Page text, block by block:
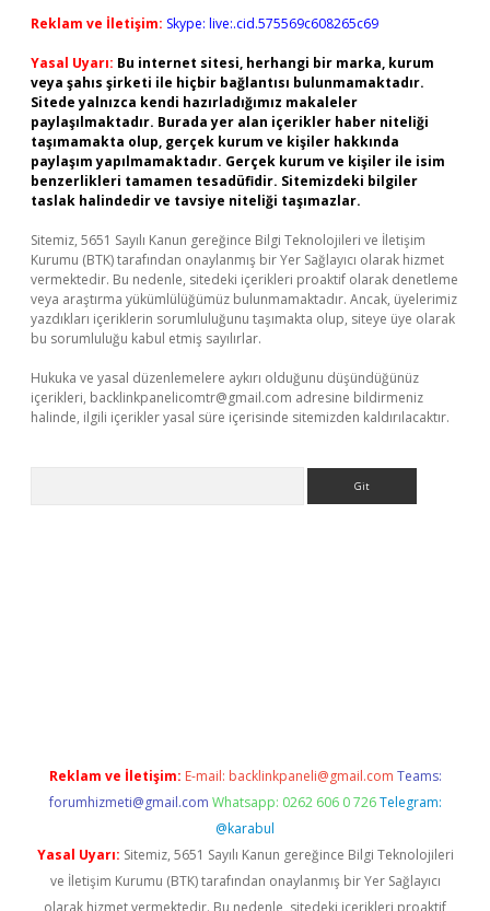
Reklam ve İletişim: Skype: live:.cid.575569c608265c69
Yasal Uyarı: Bu internet sitesi, herhangi bir marka, kurum
veya şahıs şirketi ile hiçbir bağlantısı bulunmamaktadır.
Sitede yalnızca kendi hazırladığımız makaleler
paylaşılmaktadır. Burada yer alan içerikler haber niteliği
taşımamakta olup, gerçek kurum ve kişiler hakkında
paylaşım yapılmamaktadır. Gerçek kurum ve kişiler ile isim
benzerlikleri tamamen tesadüfidir. Sitemizdeki bilgiler
taslak halindedir ve tavsiye niteliği taşımazlar.
Sitemiz, 5651 Sayılı Kanun gereğince Bilgi Teknolojileri ve İletişim
Kurumu (BTK) tarafından onaylanmış bir Yer Sağlayıcı olarak hizmet
vermektedir. Bu nedenle, sitedeki içerikleri proaktif olarak denetleme
veya araştırma yükümlülüğümüz bulunmamaktadır. Ancak, üyelerimiz
yazdıkları içeriklerin sorumluluğunu taşımakta olup, siteye üye olarak
bu sorumluluğu kabul etmiş sayılırlar.
Hukuka ve yasal düzenlemelere aykırı olduğunu düşündüğünüz
içerikleri, backlinkpanelicomtr@gmail.com adresine bildirmeniz
halinde, ilgili içerikler yasal süre içerisinde sitemizden kaldırılacaktır.
Reklam ve İletişim: E-mail: backlinkpaneli@gmail.com Teams:
forumhizmeti@gmail.com Whatsapp: 0262 606 0 726 Telegram:
@karabul
Yasal Uyarı: Sitemiz, 5651 Sayılı Kanun gereğince Bilgi Teknolojileri
ve İletişim Kurumu (BTK) tarafından onaylanmış bir Yer Sağlayıcı
olarak hizmet vermektedir. Bu nedenle, sitedeki içerikleri proaktif